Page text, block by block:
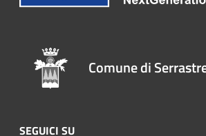
Comune di
SEGUICI SU